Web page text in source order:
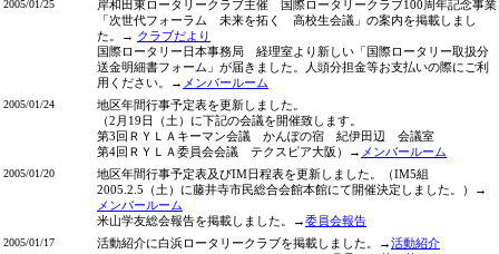
2005/01/25
岸和田東ロータリークラブ主催 国際ロータリークラブ100周年記念事業
「次世代フォーラム 未来を拓く 高校生会議」の案内を掲載しまし
た。→ クラブだより
国際ロータリー日本事務局 経理室より新しい「国際ロータリー取扱分
送金明細書フォーム」が届きました。人頭分担金等お支払いの際にご利
用ください。→ メンバールーム
2005/01/24
地区年間行事予定表を更新しました。
（2月19日（土）に下記の会議を開催致します。
第3回ＲＹＬＡキーマン会議 かんぽの宿 紀伊田辺 会議室
第4回ＲＹＬＡ委員会会議 テクスピア大阪）→ メンバールーム
2005/01/20
地区年間行事予定表及びIM日程表を更新しました。（IM5組
2005.2.5（土）に藤井寺市民総合会館本館にて開催決定しました。）→
メンバールーム
米山学友総会報告を掲載しました。→委員会報告
2005/01/17 活動紹介に白浜ロータリークラブを掲載しました。→活動紹介